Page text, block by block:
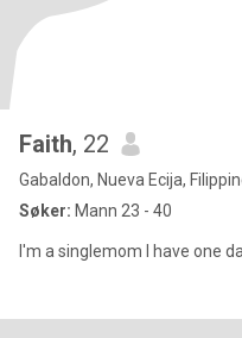
Faith, 22
Gabaldon, Nueva Ecija,
Søker: Mann 23 - 40
I'm a singlemom I have one